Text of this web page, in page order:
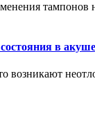
тампонов
в
возникают